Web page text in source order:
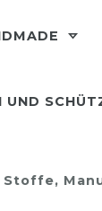
UND
Stoffe,